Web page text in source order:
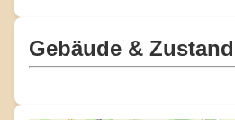
Gebäude & Zustand